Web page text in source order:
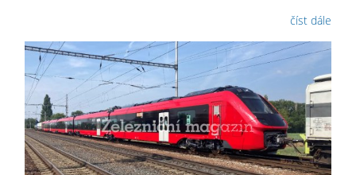
číst dále